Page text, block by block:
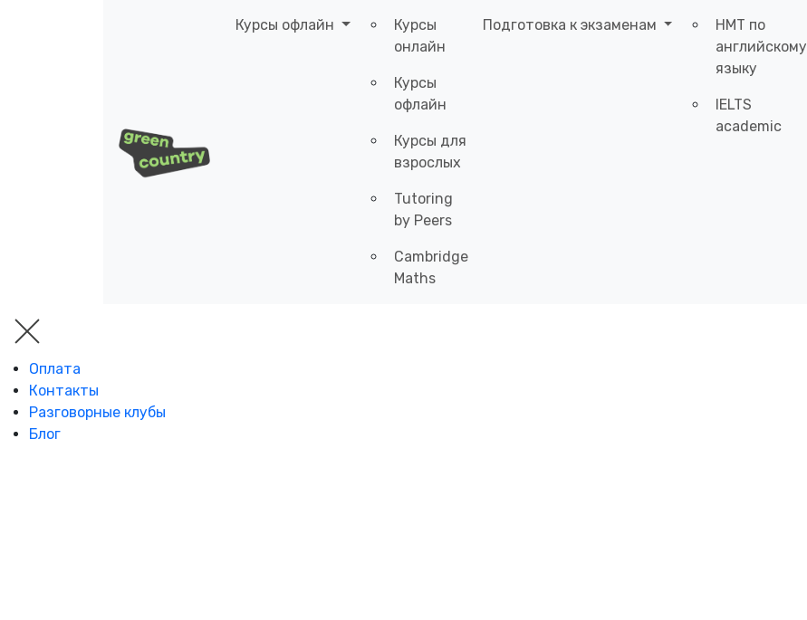
Курсы офлайн
Курсы
онлайн
Курсы
офлайн
Курсы для
взрослых
Tutoring
by Peers
Cambridge
Maths
Подготовка к экзаменам
НМТ по
английскому
языку
IELTS
academic
Оплата
Контакты
Разговорные клубы
Блог